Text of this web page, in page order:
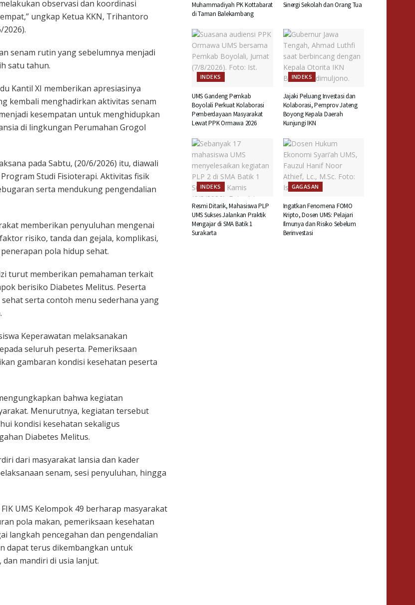
observasi dan koordinasi
ungkap Ketua KKN, Trihantoro
senam rutin yang sebelumnya menjadi
satu tahun.
Kantil XI memberikan apresiasinya
kembali menghadirkan aktivitas senam
kesempatan untuk menghidupkan
di lingkungan Perumahan Grogol
pada Sabtu, (20/6/2026) itu, diawali
Studi Fisioterapi. Aktivitas fisik
serta mendukung pengendalian
memberikan penyuluhan mengenai
risiko, tanda dan gejala, komplikasi,
pola hidup sehat.
turut memberikan pemahaman terkait
berisiko Diabetes Melitus. Peserta
serta contoh menu sederhana yang
Keperawatan melaksanakan
seluruh peserta. Pemeriksaan
gambaran kondisi kesehatan peserta
bahwa kegiatan
Menurutnya, kegiatan tersebut
kondisi kesehatan sekaligus
Diabetes Melitus.
dari masyarakat lansia dan kader
senam, sesi penyuluhan, hingga
UMS Kelompok 49 berharap masyarakat
pola makan, pemeriksaan kesehatan
langkah pencegahan dan pengendalian
dapat terus dikembangkan untuk
mandiri di usia lanjut.
Muhammadiyah PK Kottabarat
di Taman Balekambang
Sinergi Sekolah dan Orang Tua
INDEKS
UMS Gandeng Pemkab
Boyolali Perkuat Kolaborasi
Pemberdayaan Masyarakat
Lewat PPK Ormawa 2026
INDEKS
Jajaki Peluang Investasi dan
Kolaborasi, Pemprov Jateng
Boyong Kepala Daerah
Kunjungi IKN
INDEKS
Resmi Ditarik, Mahasiswa PLP
UMS Sukses Jalankan Praktik
Mengajar di SMA Batik 1
Surakarta
GAGASAN
Ingatkan Fenomena FOMO
Kripto, Dosen UMS: Pelajari
Ilmunya dan Risiko Sebelum
Berinvestasi